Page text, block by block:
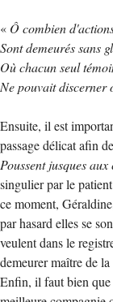
« Ô combien
Sont demeurés sans
Où chacun seul
Ne pouvait
Ensuite, il est
passage délicat afin
Poussent jusques
singulier par le
ce moment,
par hasard elles se
veulent dans le
demeurer maître de
Enfin, il faut bien que